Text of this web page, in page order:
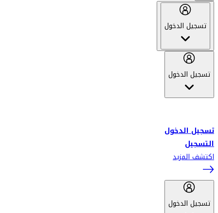
تسجيل الدخول
تسجيل الدخول
تسجيل الدخول
التسجيل
اكتشف المزيد
تسجيل الدخول